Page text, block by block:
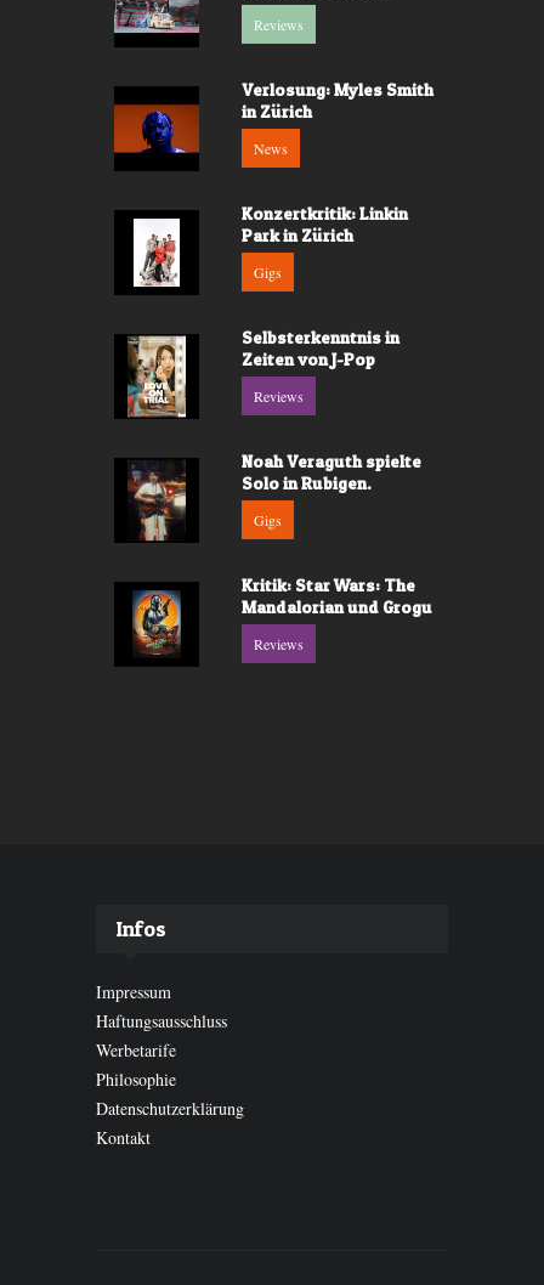
Reviews
Verlosung: Myles Smith
in Zürich
News
Konzertkritik: Linkin
Park in Zürich
Gigs
Selbsterkenntnis in
Zeiten von J-Pop
Reviews
Noah Veraguth spielte
Solo in Rubigen.
Gigs
Kritik: Star Wars: The
Mandalorian und Grogu
Reviews
Infos
Impressum
Haftungsausschluss
Werbetarife
Philosophie
Datenschutzerklärung
Kontakt